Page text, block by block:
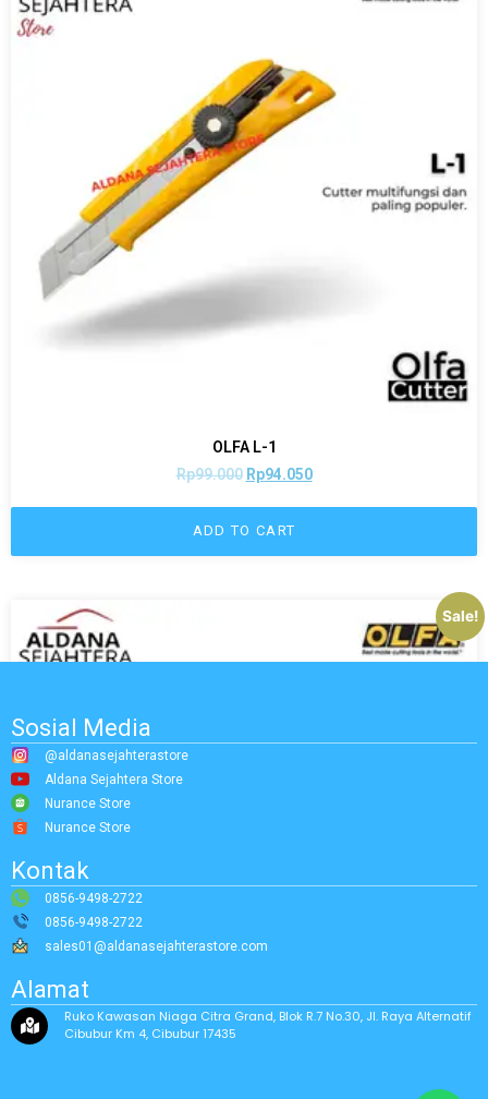
OLFA L-1
Rp99.000 Rp94.050
ADD TO CART
Sale!
Sosial Media
@aldanasejahterastore
Aldana Sejahtera Store
Nurance Store
Nurance Store
Kontak
0856-9498-2722
0856-9498-2722
sales01@aldanasejahterastore.com
Alamat
Ruko Kawasan Niaga Citra Grand, Blok R.7 No.30, Jl. Raya Alternatif
Cibubur Km 4, Cibubur 17435